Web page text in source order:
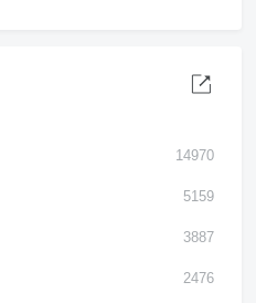
14970
5159
3887
2476